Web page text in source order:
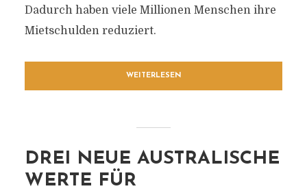
Dadurch haben viele Millionen Menschen ihre
Mietschulden reduziert.
WEITERLESEN
DREI NEUE AUSTRALISCHE
WERTE FÜR